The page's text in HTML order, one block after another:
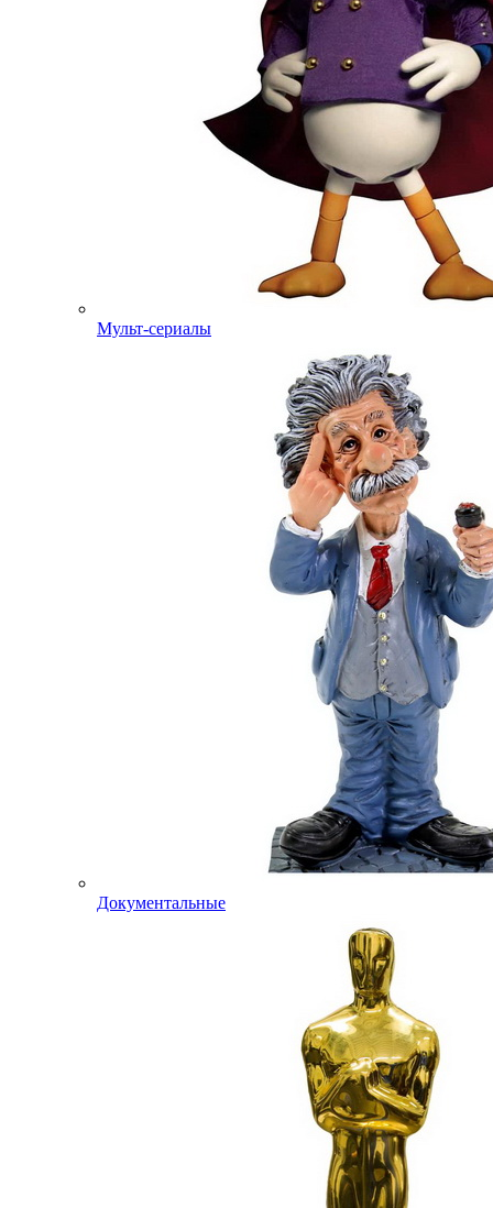
Мульт-сериалы
Документальные